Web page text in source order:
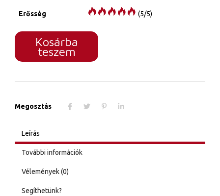
Erősség (5/5)
Brutál
szósz
Kosárba
teszem
Megosztás
Leírás
További információk
Vélemények (0)
Segíthetünk?